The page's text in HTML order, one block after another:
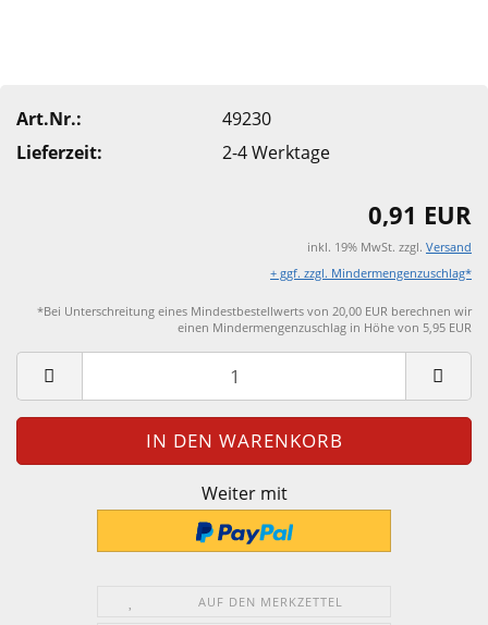
Art.Nr.:
49230
Lieferzeit:
2-4 Werktage
0,91 EUR
inkl. 19% MwSt. zzgl. Versand
+ ggf. zzgl. Mindermengenzuschlag*
*Bei Unterschreitung eines Mindestbestellwerts von 20,00 EUR berechnen wir
einen Mindermengenzuschlag in Höhe von 5,95 EUR
Weiter mit
AUF DEN MERKZETTEL